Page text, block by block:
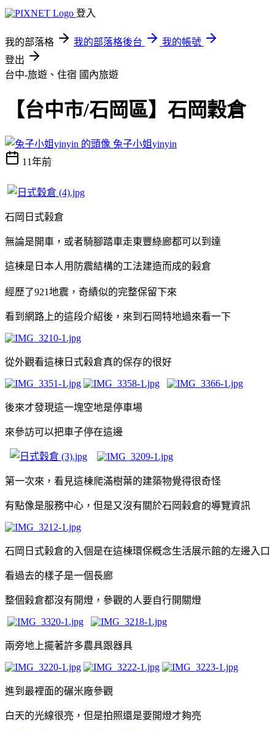
登入
我的部落格 我的部落格後台
我的帳號
登出
台中-旅遊、住宿 國內旅遊
【台中市/石岡區】石岡穀倉
兔子小姐yinyin
11年前
石岡日式榖倉
無論是開車，或者騎腳踏車走東豐綠廊都可以到達
這棟是日本人用防震結構的工法建造而成的榖倉
經歷了921地震，奇績似的完整保留下來
看到網路上的這段介紹後，來到石岡特地過來看一下
從外觀看這棟日式榖倉真的保存的很好
後來才發現這一塊空地是停車場
來參訪可以把車子停在這邊
第一次來，看見這棟爬滿樹葉的建築物覺得很奇怪
有點像是服務中心，但是又沒有關於石岡榖倉的導覽資訊
石岡日式榖倉的入個是在這棟環保概念生活展示館的左邊入口
看過去的樣子是一個長廊
整個榖倉都沒有開燈，參觀的人要自行開關燈
兩旁地上擺著許多農具跟器具
進到最裡面的碾米廠參觀
白天的光線很亮，但是拍照還是要開燈才夠亮